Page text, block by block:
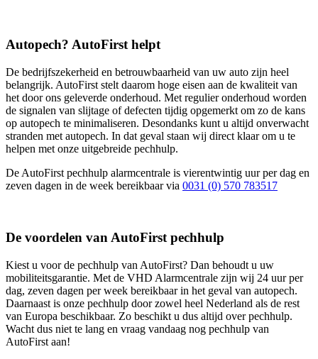
Autopech? AutoFirst helpt
De bedrijfszekerheid en betrouwbaarheid van uw auto zijn heel
belangrijk. AutoFirst stelt daarom hoge eisen aan de kwaliteit van
het door ons geleverde onderhoud. Met regulier onderhoud worden
de signalen van slijtage of defecten tijdig opgemerkt om zo de kans
op autopech te minimaliseren. Desondanks kunt u altijd onverwacht
stranden met autopech. In dat geval staan wij direct klaar om u te
helpen met onze uitgebreide pechhulp.
De AutoFirst pechhulp alarmcentrale is vierentwintig uur per dag en
zeven dagen in de week bereikbaar via 0031 (0) 570 783517
De voordelen van AutoFirst pechhulp
Kiest u voor de pechhulp van AutoFirst? Dan behoudt u uw
mobiliteitsgarantie. Met de VHD Alarmcentrale zijn wij 24 uur per
dag, zeven dagen per week bereikbaar in het geval van autopech.
Daarnaast is onze pechhulp door zowel heel Nederland als de rest
van Europa beschikbaar. Zo beschikt u dus altijd over pechhulp.
Wacht dus niet te lang en vraag vandaag nog pechhulp van
AutoFirst aan!